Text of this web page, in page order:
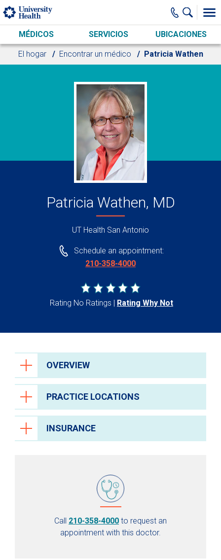
Skip to main content
MÉDICOS SERVICIOS UBICACIONES
El hogar Encontrar un médico Patricia Wathen
Patricia Wathen, MD
UT Health San Antonio
Schedule an appointment:
210-358-4000
Rating No Ratings Rating Why Not
OVERVIEW
PRACTICE LOCATIONS
INSURANCE
Call 210-358-4000 to request an
appointment with this doctor.